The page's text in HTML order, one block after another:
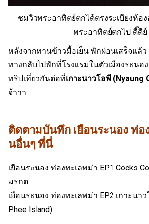
ชมวิวพระอาทิตย์ตกได้ตรงระเบียงห้อ
พระอาทิตย์ตกไป ดี๊ดีย์
หลังจากทานข้าวมื้อเย็น พักผ่อนเสร็จแล้ว
ทางกลับไปพักที่โรงแรมในตัวเมืองระนอ
ทริปเที่ยวกันต่อที่เกาะนาวโอพี (Nyaung
จ้าาา
ติดตามบันทึก เยือนระนอง ท่อ
นอื่นๆ ที่นี่
เยือนระนอง ท่องทะเลพม่า EP.1 Cocks
มรกต
เยือนระนอง ท่องทะเลพม่า EP.2 เกาะนาว
Phee Island)